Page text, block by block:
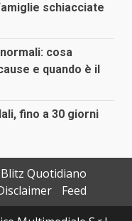
schiacciate
cosa
e quando è il
fino a 30 giorni
Quotidiano
Feed